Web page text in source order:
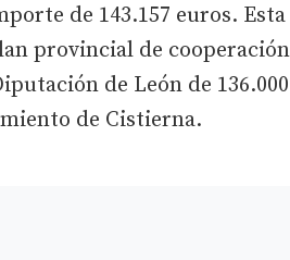
de 143.157 euros. Esta
provincial de
de León de
de Cistierna.